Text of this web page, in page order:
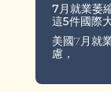
7月就業萎
這5件國際
美國7月就
慮，